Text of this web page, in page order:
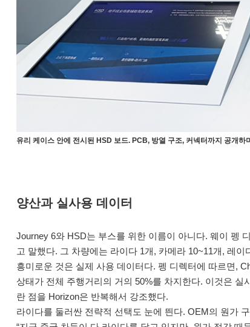
유리 케이스 안에 전시된 HSD 보드. PCB, 방열 구조, 커넥터까지 공개하
양산과 실사용 데이터
Journey 6와 HSD는 부스를 위한 이름이 아니다. 웨이 펭
고 말했다. 그 차량에는 라이다 1개, 카메라 10~11개, 레
흥미로운 것은 실제 사용 데이터다. 펭 디렉터에 따르면,
상태가 전체 주행거리의 거의 50%를 차지한다. 이것은
란 점을 Horizon은 반복해서 강조했다.
라이다를 둘러싼 전략적 선택도 눈에 띈다. OEM의 원가